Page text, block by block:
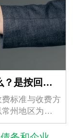
扬州讨债公司的收费标准是什么？是按回款比例还是固定收费？
标准与收费方
州地区为例，
，但核心围绕
，同时受…